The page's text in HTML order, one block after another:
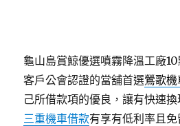
龜山島賞鯨優選噴霧降溫工廠
客戶公會認證的當舖首選鶯歌
己所借款項的優良，讓有快速
三重機車借款有享有低利率且